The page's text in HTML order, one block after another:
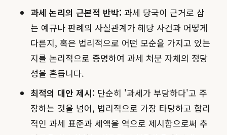
과세 논리의 근본적 반박: 과세 당국이 근거로 삼
는 예규나 판례의 사실관계가 해당 사건과 어떻게
다른지, 혹은 법리적으로 어떤 모순을 가지고 있는
지를 논리적으로 증명하여 과세 처분 자체의 정당
성을 흔듭니다.
최적의 대안 제시: 단순히 '과세가 부당하다'고 주
장하는 것을 넘어, 법리적으로 가장 타당하고 합리
적인 과세 표준과 세액을 역으로 제시함으로써 추